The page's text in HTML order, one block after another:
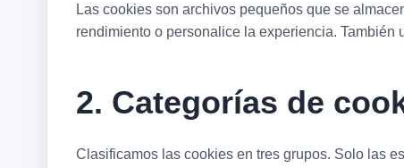
Las cookies son archivos pequeños que se
rendimiento o personalice la experiencia.
2. Categorías de
Clasificamos las cookies en tres grupos. Solo las